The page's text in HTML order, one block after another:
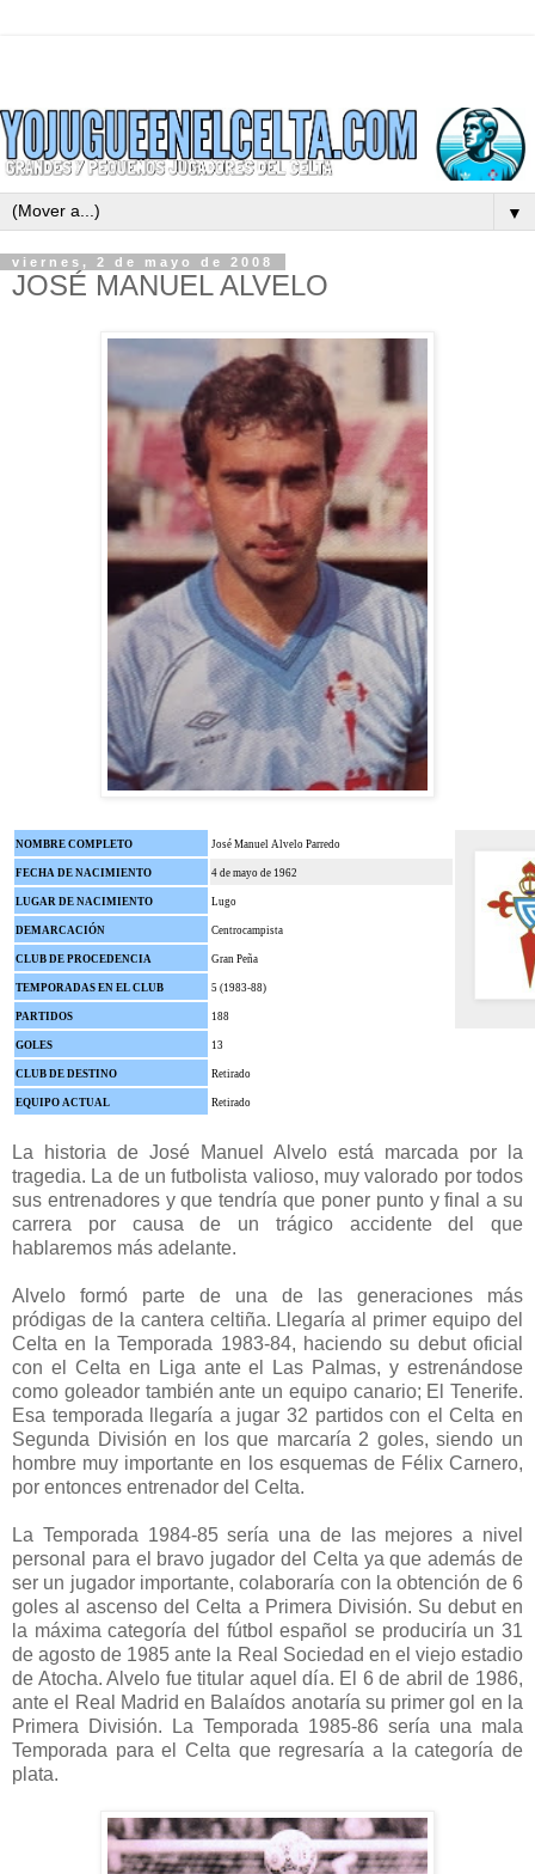
▼
viernes, 2 de mayo de 2008
JOSÉ MANUEL ALVELO
NOMBRE COMPLETO José Manuel Alvelo Parredo
FECHA DE NACIMIENTO 4 de mayo de 1962
LUGAR DE NACIMIENTO Lugo
DEMARCACIÓN Centrocampista
CLUB DE PROCEDENCIA Gran Peña
TEMPORADAS EN EL CLUB 5 (1983-88)
PARTIDOS 188
GOLES 13
CLUB DE DESTINO Retirado
EQUIPO ACTUAL Retirado
La historia de José Manuel Alvelo está marcada por la
tragedia. La de un futbolista valioso, muy valorado por todos
sus entrenadores y que tendría que poner punto y final a su
carrera por causa de un trágico accidente del que
hablaremos más adelante.
Alvelo formó parte de una de las generaciones más
pródigas de la cantera celtiña. Llegaría al primer equipo del
Celta en la Temporada 1983-84, haciendo su debut oficial
con el Celta en Liga ante el Las Palmas, y estrenándose
como goleador también ante un equipo canario; El Tenerife.
Esa temporada llegaría a jugar 32 partidos con el Celta en
Segunda División en los que marcaría 2 goles, siendo un
hombre muy importante en los esquemas de Félix Carnero,
por entonces entrenador del Celta.
La Temporada 1984-85 sería una de las mejores a nivel
personal para el bravo jugador del Celta ya que además de
ser un jugador importante, colaboraría con la obtención de 6
goles al ascenso del Celta a Primera División. Su debut en
la máxima categoría del fútbol español se produciría un 31
de agosto de 1985 ante la Real Sociedad en el viejo estadio
de Atocha. Alvelo fue titular aquel día. El 6 de abril de 1986,
ante el Real Madrid en Balaídos anotaría su primer gol en la
Primera División. La Temporada 1985-86 sería una mala
Temporada para el Celta que regresaría a la categoría de
plata.